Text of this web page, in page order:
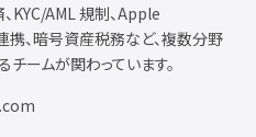
KYC/AML 規制、Apple
、暗号資産税務など、複数分野
ームが関わっています。